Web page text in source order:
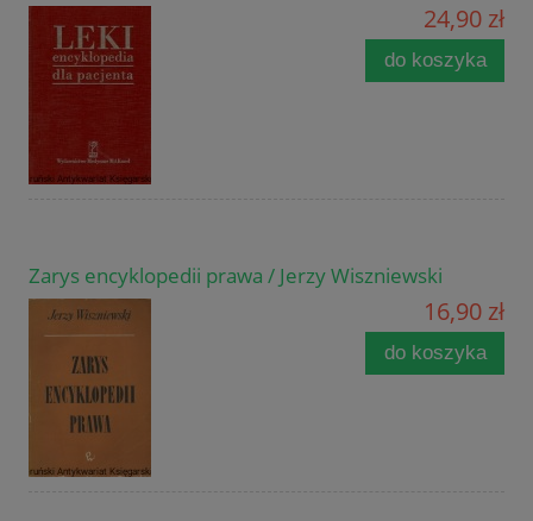
24,90 zł
do koszyka
Zarys encyklopedii prawa / Jerzy Wiszniewski
16,90 zł
do koszyka